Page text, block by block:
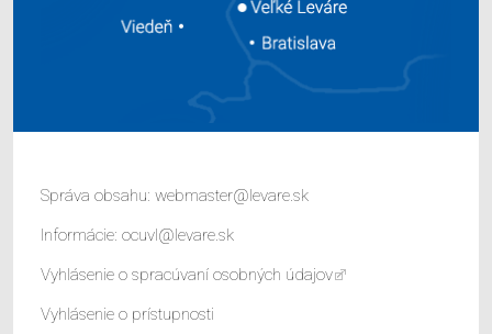
Správa obsahu: webmaster@levare.sk
Informácie: ocuvl@levare.sk
Vyhlásenie o spracúvaní osobných údajov
Vyhlásenie o prístupnosti